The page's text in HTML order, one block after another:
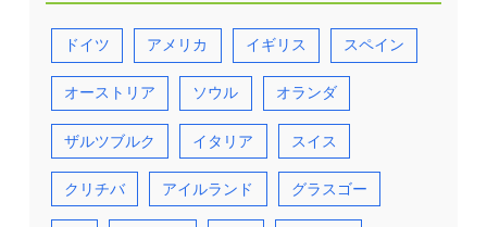
ドイツ アメリカ イギリス スペイン
オーストリア ソウル オランダ
ザルツブルク イタリア スイス
クリチバ アイルランド グラスゴー